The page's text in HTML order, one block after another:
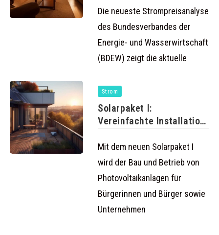
Die neueste Strompreisanalyse
des Bundesverbandes der
Energie- und Wasserwirtschaft
(BDEW) zeigt die aktuelle
Strom
Solarpaket I:
Vereinfachte Installation
und mehr
Mit dem neuen Solarpaket I
wird der Bau und Betrieb von
Photovoltaikanlagen für
Bürgerinnen und Bürger sowie
Unternehmen